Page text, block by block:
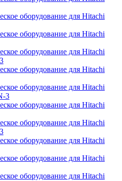
оборудование для Hitachi
оборудование для Hitachi
оборудование для Hitachi
оборудование для Hitachi
оборудование для Hitachi
3
оборудование для Hitachi
оборудование для Hitachi
оборудование для Hitachi
оборудование для Hitachi
оборудование для Hitachi